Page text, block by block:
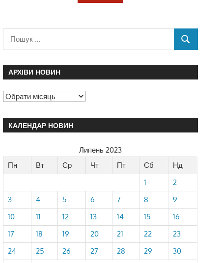
АРХІВИ НОВИН
КАЛЕНДАР НОВИН
Липень 2023
Пн
Вт Ср Чт Пт Сб
Нд
1
2
3
4 5 6 7 8
9
10
11 12 13 14 15
16
17
18 19 20 21 22
23
24
25 26 27 28 29
30